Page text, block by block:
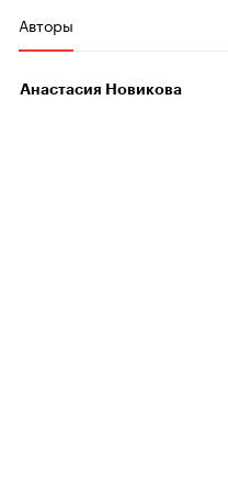
Авторы
Анастасия Новикова